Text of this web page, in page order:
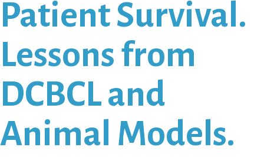
Patient Survival.
Lessons from
DCBCL and
Animal Models.